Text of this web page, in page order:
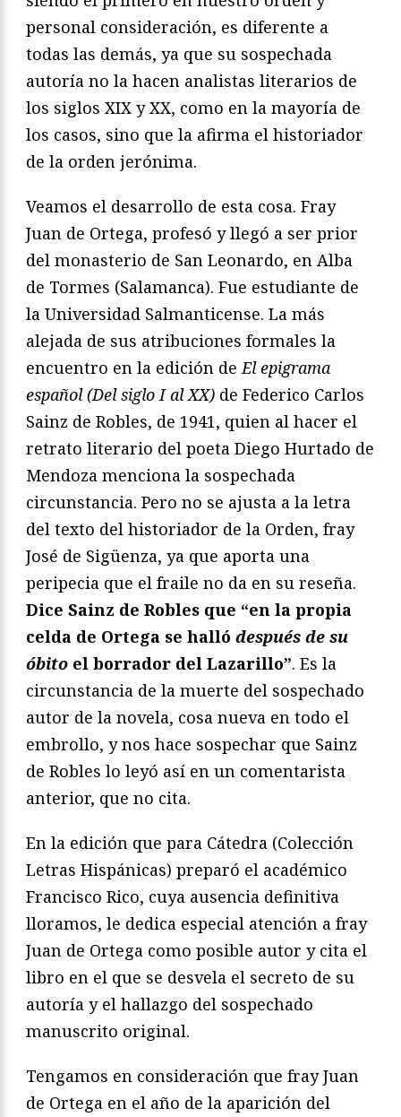
personal consideración, es diferente a
todas las demás, ya que su sospechada
autoría no la hacen analistas literarios de
los siglos XIX y XX, como en la mayoría de
los casos, sino que la afirma el historiador
de la orden jerónima.
Veamos el desarrollo de esta cosa. Fray
Juan de Ortega, profesó y llegó a ser prior
del monasterio de San Leonardo, en Alba
de Tormes (Salamanca). Fue estudiante de
la Universidad Salmanticense. La más
alejada de sus atribuciones formales la
encuentro en la edición de El epigrama
español (Del siglo I al XX) de Federico Carlos
Sainz de Robles, de 1941, quien al hacer el
retrato literario del poeta Diego Hurtado de
Mendoza menciona la sospechada
circunstancia. Pero no se ajusta a la letra
del texto del historiador de la Orden, fray
José de Sigüenza, ya que aporta una
peripecia que el fraile no da en su reseña.
Dice Sainz de Robles que “en la propia
celda de Ortega se halló después de su
óbito el borrador del Lazarillo”. Es la
circunstancia de la muerte del sospechado
autor de la novela, cosa nueva en todo el
embrollo, y nos hace sospechar que Sainz
de Robles lo leyó así en un comentarista
anterior, que no cita.
En la edición que para Cátedra (Colección
Letras Hispánicas) preparó el académico
Francisco Rico, cuya ausencia definitiva
lloramos, le dedica especial atención a fray
Juan de Ortega como posible autor y cita el
libro en el que se desvela el secreto de su
autoría y el hallazgo del sospechado
manuscrito original.
Tengamos en consideración que fray Juan
de Ortega en el año de la aparición del